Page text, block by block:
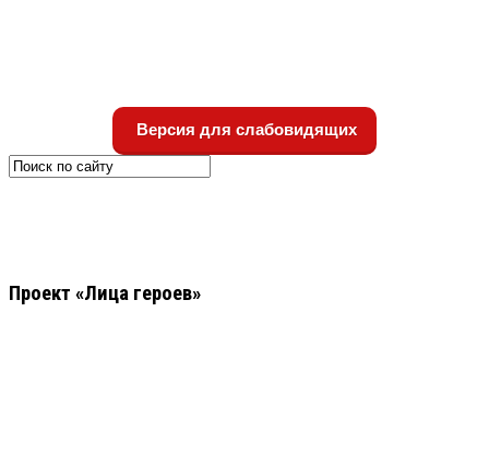
Версия для слабовидящих
Проект «Лица героев»